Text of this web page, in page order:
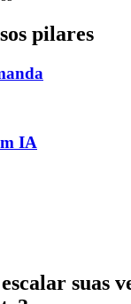
pilares
IA
escalar suas